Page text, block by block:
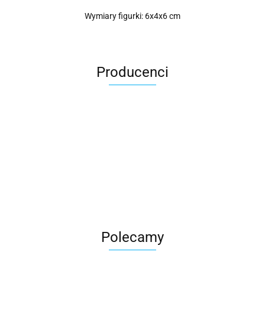
Wymiary figurki: 6x4x6 cm
Producenci
Polecamy